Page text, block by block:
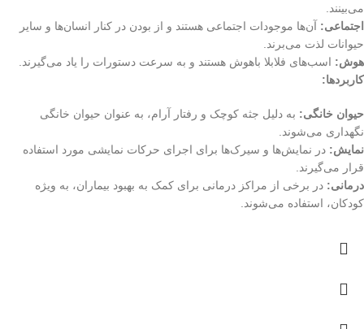
می‌بینند.
اجتماعی: آن‌ها موجودات اجتماعی هستند و از بودن در کنار انسان‌ها و سایر
حیوانات لذت می‌برند.
هوش: اسب‌های فلابلا باهوش هستند و به سرعت دستورات را یاد می‌گیرند.
کاربردها:
حیوان خانگی: به دلیل جثه کوچک و رفتار آرام، به عنوان حیوان خانگی
نگهداری می‌شوند.
نمایش: در نمایش‌ها و سیرک‌ها برای اجرای حرکات نمایشی مورد استفاده
قرار می‌گیرند.
درمانی: در برخی از مراکز درمانی برای کمک به بهبود بیماران، به ویژه
کودکان، استفاده می‌شوند.